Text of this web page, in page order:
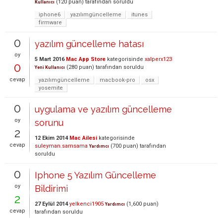
Kullanıcı (120 puan) tarafından soruldu
iphone6
yazılımgüncelleme
itunes
firmware
0
oy
0
cevap
yazılım güncelleme hatası
5 Mart 2016 Mac App Store kategorisinde xalperx123
Yeni Kullanıcı (280 puan) tarafından soruldu
yazılımgüncelleme
macbook-pro
osx
yosemite
0
oy
2
cevap
uygulama ve yazılım güncelleme
sorunu
12 Ekim 2014 Mac Ailesi kategorisinde
suleyman.samsama Yardımcı (700 puan) tarafından
soruldu
0
oy
2
cevap
Iphone 5 Yazılım Güncelleme
Bildirimi
27 Eylül 2014 yelkenci1905 Yardımcı (1,600 puan)
tarafından soruldu